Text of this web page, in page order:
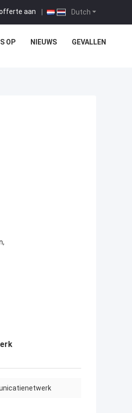
Dutch
aan |
OP NIEUWS GEVALLEN